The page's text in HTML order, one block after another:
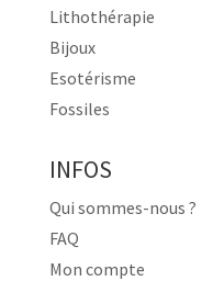
Lithothérapie
Bijoux
Esotérisme
Fossiles
INFOS
Qui sommes-nous ?
FAQ
Mon compte